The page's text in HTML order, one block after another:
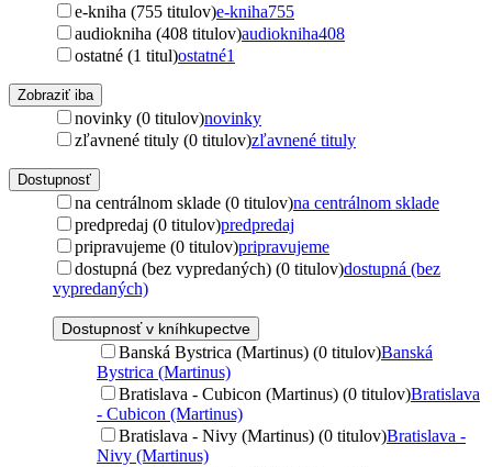
e-kniha (755 titulov)e-kniha755
audiokniha (408 titulov)audiokniha408
ostatné (1 titul)ostatné1
Zobraziť iba
novinky (0 titulov)novinky
zľavnené tituly (0 titulov)zľavnené tituly
Dostupnosť
na centrálnom sklade (0 titulov)na centrálnom sklade
predpredaj (0 titulov)predpredaj
pripravujeme (0 titulov)pripravujeme
dostupná (bez vypredaných) (0 titulov)dostupná (bez
vypredaných)
Dostupnosť v kníhkupectve
Banská Bystrica (Martinus) (0 titulov)Banská
Bystrica (Martinus)
Bratislava - Cubicon (Martinus) (0 titulov)Bratislava
- Cubicon (Martinus)
Bratislava - Nivy (Martinus) (0 titulov)Bratislava -
Nivy (Martinus)